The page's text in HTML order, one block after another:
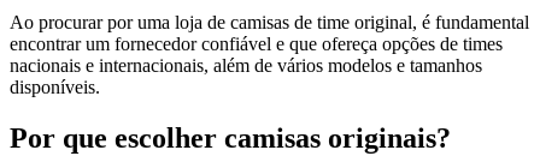
Ao procurar por uma loja de camisas de time original, é fundamental
encontrar um fornecedor confiável e que ofereça opções de times
nacionais e internacionais, além de vários modelos e tamanhos
disponíveis.
Por que escolher camisas originais?